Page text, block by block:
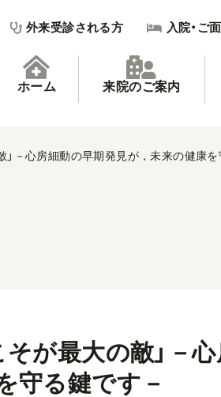
外来受診される方 入院・ご
ホーム 来院のご案内
」－心房細動の早期発見が，未来の健康を
そが最大の敵」－
守る鍵です－